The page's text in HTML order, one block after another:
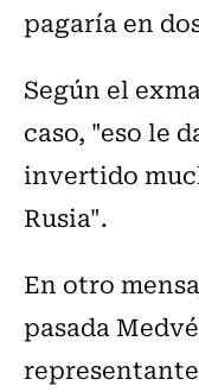
pagaría en
Según el
caso, "eso le
invertido
Rusia".
En otro
pasada